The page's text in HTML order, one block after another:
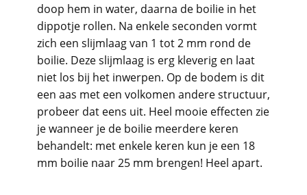
doop hem in water, daarna de boilie in het
dippotje rollen. Na enkele seconden vormt
zich een slijmlaag van 1 tot 2 mm rond de
boilie. Deze slijmlaag is erg kleverig en laat
niet los bij het inwerpen. Op de bodem is dit
een aas met een volkomen andere structuur,
probeer dat eens uit. Heel mooie effecten zie
je wanneer je de boilie meerdere keren
behandelt: met enkele keren kun je een 18
mm boilie naar 25 mm brengen! Heel apart.